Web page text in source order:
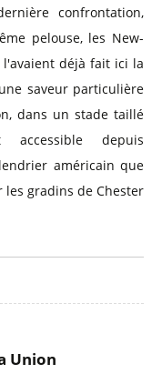
confrontation,
pelouse, les New-
déjà fait ici la
saveur particulière
dans un stade taillé
depuis
américain que
gradins de Chester
Union